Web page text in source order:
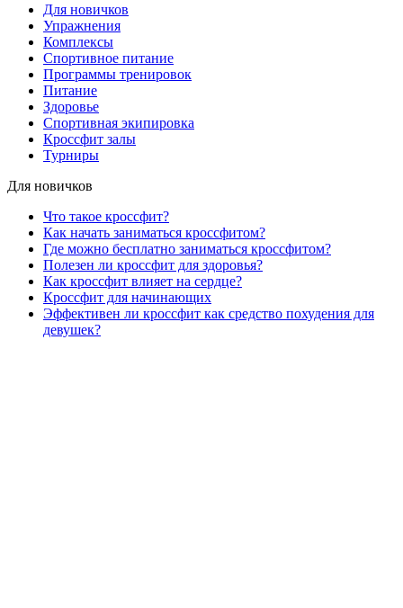
Для новичков
Упражнения
Комплексы
Спортивное питание
Программы тренировок
Питание
Здоровье
Спортивная экипировка
Кроссфит залы
Турниры
Для новичков
Что такое кроссфит?
Как начать заниматься кроссфитом?
Где можно бесплатно заниматься кроссфитом?
Полезен ли кроссфит для здоровья?
Как кроссфит влияет на сердце?
Кроссфит для начинающих
Эффективен ли кроссфит как средство похудения для
девушек?